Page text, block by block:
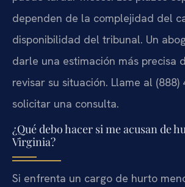
dependen de la complejidad del
disponibilidad del tribunal. Un
darle una estimación más precisa
revisar su situación. Llame al (888)
solicitar una consulta.
¿Qué debo hacer si me acusan de
Virginia?
Si enfrenta un cargo de hurto